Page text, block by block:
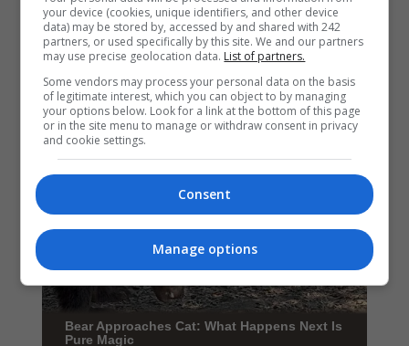
your device (cookies, unique identifiers, and other device
data) may be stored by, accessed by and shared with 242
partners, or used specifically by this site. We and our partners
may use precise geolocation data. List of partners.
Some vendors may process your personal data on the basis
of legitimate interest, which you can object to by managing
your options below. Look for a link at the bottom of this page
or in the site menu to manage or withdraw consent in privacy
and cookie settings.
Consent
Manage options